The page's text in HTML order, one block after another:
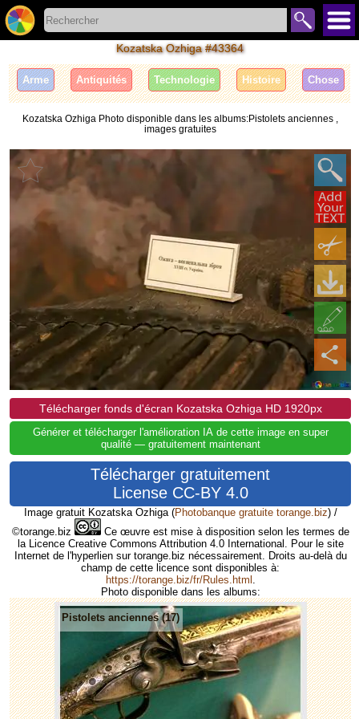
Kozatska Ozhiga #43364
Arme Antiquités Technologie Histoire Сhose
Kozatska Ozhiga Photo disponible dans les albums:Pistolets anciennes ,
images gratuites
Télécharger fonds d'écran Kozatska Ozhiga HD 1920px
Générer et télécharger l'amélioration IA de cette image en super
qualité — gratuitement maintenant
Télécharger gratuitement
License CC-BY 4.0
Image gratuit Kozatska Ozhiga (Photobanque gratuite torange.biz) /
©torange.biz
Ce œuvre est mise à disposition selon les termes de
la Licence Creative Commons Attribution 4.0 International. Pour le site
Internet de l'hyperlien sur torange.biz nécessairement. Droits au-delà du
champ de cette licence sont disponibles à:
https://torange.biz/fr/Rules.html
Photo disponible dans les albums:
Pistolets anciennes (17)